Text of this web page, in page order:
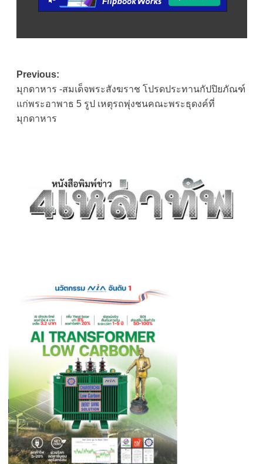
Post
navigation
Previous:
มุกดาหาร -สมเด็จพระสังฆราช โปรดประทานกัปปิยภัณฑ์
แก่พระอาพาธ 5 รูป เหตุรถพุ่งชนคณะพระธุดงค์ที่
มุกดาหาร